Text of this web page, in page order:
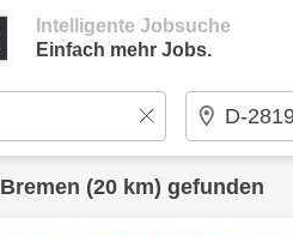
Intelligente Jobsuche
Einfach mehr Jobs.
Bremen (20 km) gefunden